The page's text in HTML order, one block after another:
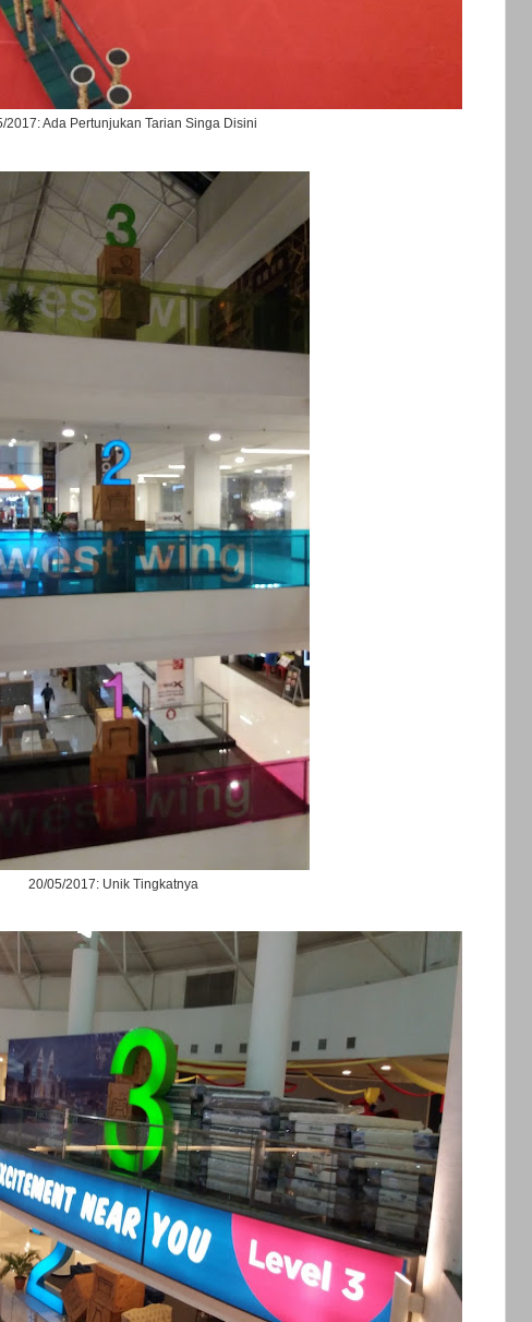
2017: Ada Pertunjukan Tarian Singa Disini
20/05/2017: Unik Tingkatnya